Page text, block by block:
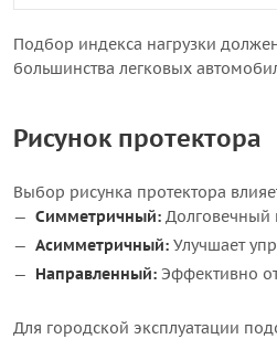
Подбор индекса нагрузки
большинства легковых
Рисунок протектора
Выбор рисунка протектора
Симметричный: Долговечный
Асимметричный: Улучшает
Направленный: Эффективно
Для городской эксплуатации